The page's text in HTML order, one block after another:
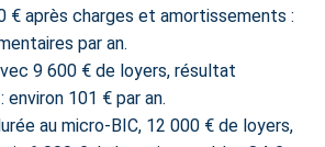
€ après charges et amortissements :
par an.
9 600 € de loyers, résultat
101 € par an.
au micro-BIC, 12 000 € de loyers,